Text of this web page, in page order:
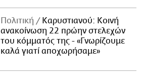
Πολιτική
Καρυστιανού: Κοινή
ανακοίνωση 22 πρώην στελεχών
του κόμματός της - «Γνωρίζουμε
καλά γιατί αποχωρήσαμε»